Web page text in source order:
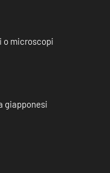
o microscopi
giapponesi